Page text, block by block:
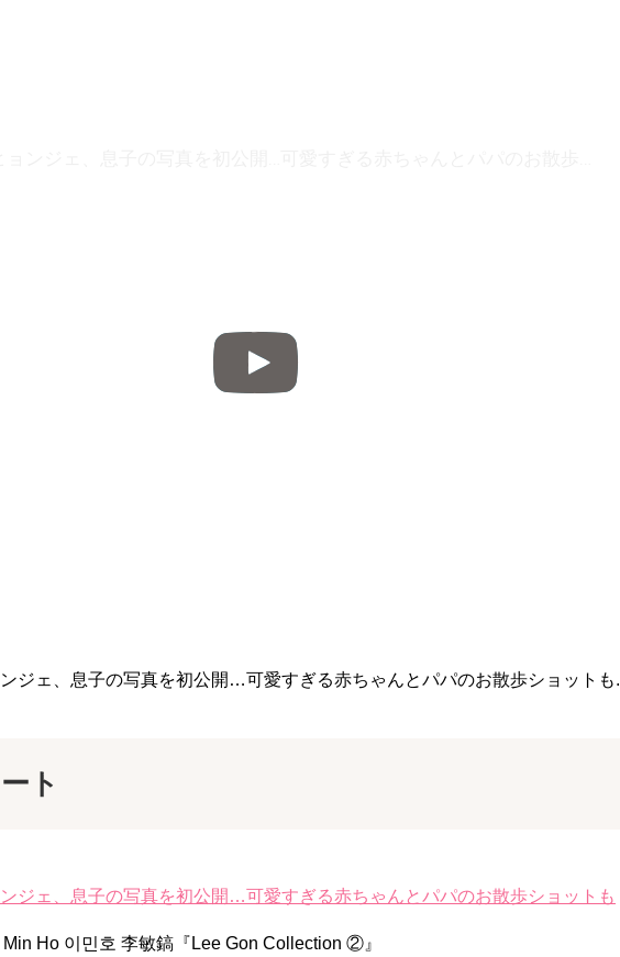
ジェ、息子の写真を初公開…可愛すぎる赤ちゃんとパパのお散歩ショットも.
ト
ジェ、息子の写真を初公開…可愛すぎる赤ちゃんとパパのお散歩ショットも
Ho 이민호 李敏鎬『Lee Gon Collection ②』